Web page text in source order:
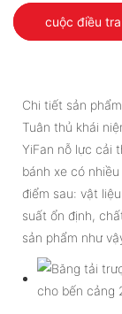
cuộc điều tra
Chi tiết sản phẩm
Tuân thủ khái
YiFan nỗ lực cải
bánh xe có
điểm sau: vật
suất ổn định,
sản phẩm như